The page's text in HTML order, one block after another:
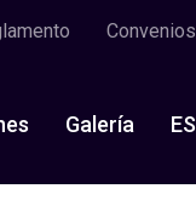
Convenios
Galería ES